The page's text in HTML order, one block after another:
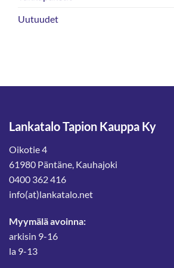
Uutuudet
Lankatalo Tapion Kauppa Ky
Oikotie 4
61980 Päntäne, Kauhajoki
0400 362 416
info(at)lankatalo.net
Myymälä avoinna:
arkisin 9-16
la 9-13